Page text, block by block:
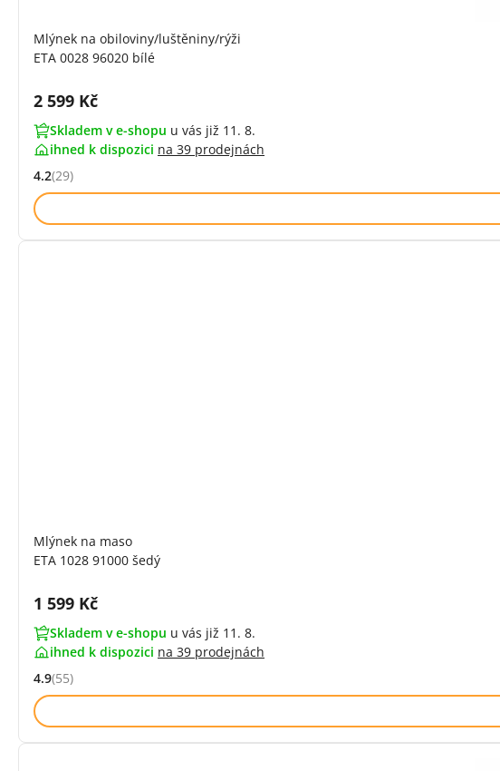
Mlýnek na obiloviny/luštěniny/rýži
ETA 0028 96020 bílé
Cena s DPH:
2 599 Kč
Skladem v e-shopu u vás již 11. 8.
ihned k dispozici na 39 prodejnách
Hodnocení: 4.2 z 5 (29 recenzí)
4.2(29)
Mlýnek na maso
ETA 1028 91000 šedý
Cena s DPH:
1 599 Kč
Skladem v e-shopu u vás již 11. 8.
ihned k dispozici na 39 prodejnách
Hodnocení: 4.9 z 5 (55 recenzí)
4.9(55)